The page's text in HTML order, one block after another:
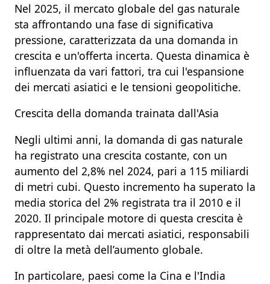
Nel 2025, il mercato globale del gas naturale
sta affrontando una fase di significativa
pressione, caratterizzata da una domanda in
crescita e un'offerta incerta. Questa dinamica è
influenzata da vari fattori, tra cui l'espansione
dei mercati asiatici e le tensioni geopolitiche.
Crescita della domanda trainata dall'Asia
Negli ultimi anni, la domanda di gas naturale
ha registrato una crescita costante, con un
aumento del 2,8% nel 2024, pari a 115 miliardi
di metri cubi. Questo incremento ha superato la
media storica del 2% registrata tra il 2010 e il
2020. Il principale motore di questa crescita è
rappresentato dai mercati asiatici, responsabili
di oltre la metà dell’aumento globale.
In particolare, paesi come la Cina e l'India